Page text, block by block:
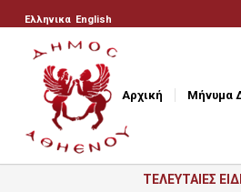
Ελληνικα English
Αρχική Μήνυμα
ΤΕΛΕΥΤΑΙΕΣ